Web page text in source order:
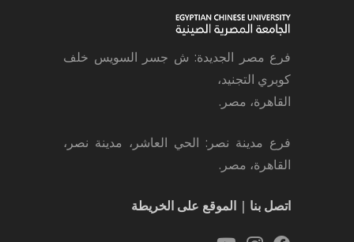
فرع مصر الجديدة: ش جسر السويس خلف
كوبري التجنيد،
القاهرة، مصر.
فرع مدينة نصر: الحي العاشر، مدينة نصر،
القاهرة، مصر.
اتصل بنا | الموقع على الخريطة